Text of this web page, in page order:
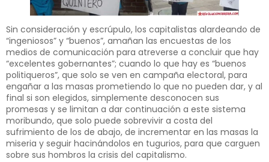
Sin consideración y escrúpulo, los capitalistas alardeando de
“ingeniosos” y “buenos”, amañan las encuestas de los
medios de comunicación para atreverse a concluir que hay
“excelentes gobernantes”; cuando lo que hay es “buenos
politiqueros”, que solo se ven en campaña electoral, para
engañar a las masas prometiendo lo que no pueden dar, y al
final si son elegidos, simplemente desconocen sus
promesas y se limitan a dar continuación a este sistema
moribundo, que solo puede sobrevivir a costa del
sufrimiento de los de abajo, de incrementar en las masas la
miseria y seguir hacinándolos en tugurios, para que carguen
sobre sus hombros la crisis del capitalismo.